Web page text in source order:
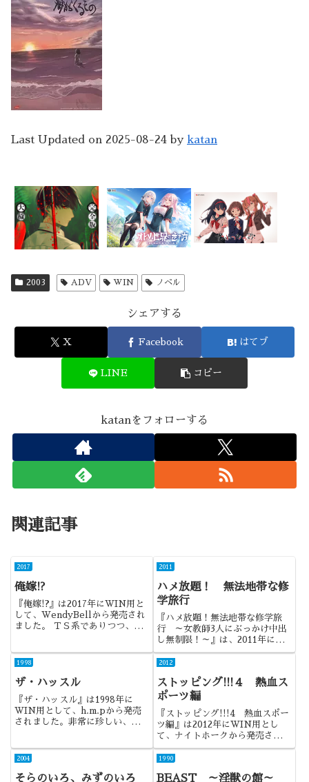
Last Updated on 2025-08-24 by katan
2003 ADV WIN ノベル
シェアする
X Facebook はてブ
LINE コピー
katanをフォローする
関連記事
2017
俺嫁!?
『俺嫁!?』は2017年にWIN用と
して、WendyBellから発売され
ました。 ＴＳ系でありつつ、Ｓ
2011
ハメ放題！ 無法地帯な修
学旅行
『ハメ放題！無法地帯な修学旅
行 ～女教師3人にぶっかけ中出
し無制限！～』は、2011年に
WIN用として、Mielから発売さ
れました。ジャンル：ノベル系
1998
ザ・ハッスル
『ザ・ハッスル』は1998年に
WIN用として、h.m.pから発売
されました。非常に珍しい、アダ
2012
ストッピング!!!４ 熱血ス
ポーツ編
『ストッピング!!!4 熱血スポー
ツ編』は2012年にWIN用とし
て、ナイトホークから発売されま
した。時間を停止して悪戯してし
まうストッピングシリーズの第4
2004
そらのいろ、みずのいろ
1990
BEAST ～淫獣の館～